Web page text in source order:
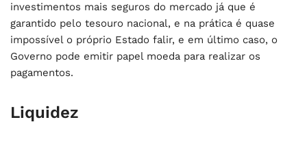
investimentos mais seguros do mercado já que é
garantido pelo tesouro nacional, e na prática é quase
impossível o próprio Estado falir, e em último caso, o
Governo pode emitir papel moeda para realizar os
pagamentos.
Liquidez